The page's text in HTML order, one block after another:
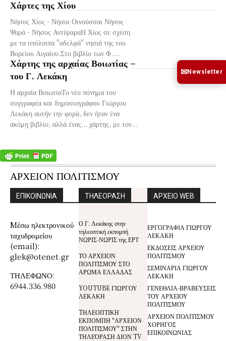
Χάρτες της Χίου
Νήσος Χίος - Νήσοι Οινούσσαι Νήσος
Ψαρά - Νήσος ΑντίψαραΗ Χίος σε σχέση
με τα υπόλοιπα "αδελφά" νησιά της του
Βορείου Αιγαίου.Στο βιβλίο των Φ....
Χάρτης της αρχαίας Βοιωτίας –
του Γ. Λεκάκη
Η αρχαία ΒοιωτίαΤο νέο πόνημα του
συγγραφέα και δημοσιογράφου Γιώργου
Λεκάκη αυτήν την φορά, δεν ήταν ένα
ακόμη βιβλίο, αλλά ένας... χάρτης, με τον...
ΑΡΧΕΙΟΝ ΠΟΛΙΤΙΣΜΟΥ
ΕΠΙΚΟΙΝΩΝΙΑ
Mέσω ηλεκτρονικού
ταχυδρομείου
(email):
glek@otenet.gr
ΤΗΛΕΦΩΝΟ:
6944.336.980
ΤΗΛΕΟΡΑΣΗ
Ο Γ. Λεκάκης στην
τηλεοπτική εκπομπή
ΝΩΡΙΣ-ΝΩΡΙΣ της ΕΡΤ
ΤΟ ΑΡΧΕΙΟΝ
ΠΟΛΙΤΙΣΜΟΥ ΣΤΟ
ΑΡΩΜΑ ΕΛΛΑΔΑΣ
YOUTUBE ΓΙΩΡΓΟΥ
ΛΕΚΑΚΗ
TΗΛΕΟΠΤΙΚΗ
ΕΚΠΟΜΠΗ "ΑΡΧΕΙΟΝ
ΠΟΛΙΤΙΣΜΟΥ" ΣΤΗΝ
ΤΗΛΕΌΡΑΣΗ ΔΙΟΝ TV
ΑΡΧΕΙΟ WEB
ΕΡΓΟΓΡΑΦΙΑ ΓΙΩΡΓΟΥ
ΛΕΚΑΚΗ
ΕΚΔΟΣΕΙΣ ΑΡΧΕΙΟΥ
ΠΟΛΙΤΙΣΜΟΥ
ΣΕΜΙΝΑΡΙΑ ΓΙΩΡΓΟΥ
ΛΕΚΑΚΗ
ΓΕΝΕΘΛΙΑ-ΒΡΑΒΕΥΣΕΙΣ
ΤΟΥ ΑΡΧΕΙΟΥ
ΠΟΛΙΤΙΣΜΟΥ
ΑΡΧΕΙΟΝ ΠΟΛΙΤΙΣΜΟΥ
ΧΟΡΗΓΟΣ
ΕΠΙΚΟΙΝΩΝΙΑΣ
✉Newsletter